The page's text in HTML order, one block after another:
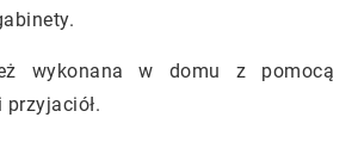
wykonana w domu z pomocą
przyjaciół.